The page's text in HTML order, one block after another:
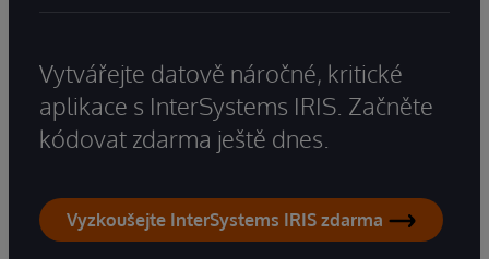
Vytvářejte datově náročné, kritické
aplikace s InterSystems IRIS. Začněte
kódovat zdarma ještě dnes.
Vyzkoušejte InterSystems IRIS zdarma